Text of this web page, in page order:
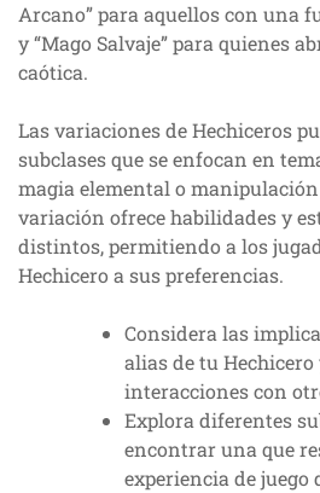
Arcano” para aquellos con una
y “Mago Salvaje” para quienes
caótica.
Las variaciones de Hechiceros
subclases que se enfocan en
magia elemental o manipulación
variación ofrece habilidades y
distintos, permitiendo a los
Hechicero a sus preferencias.
Considera las
alias de tu
interacciones con
Explora diferentes
encontrar una que
experiencia de juego